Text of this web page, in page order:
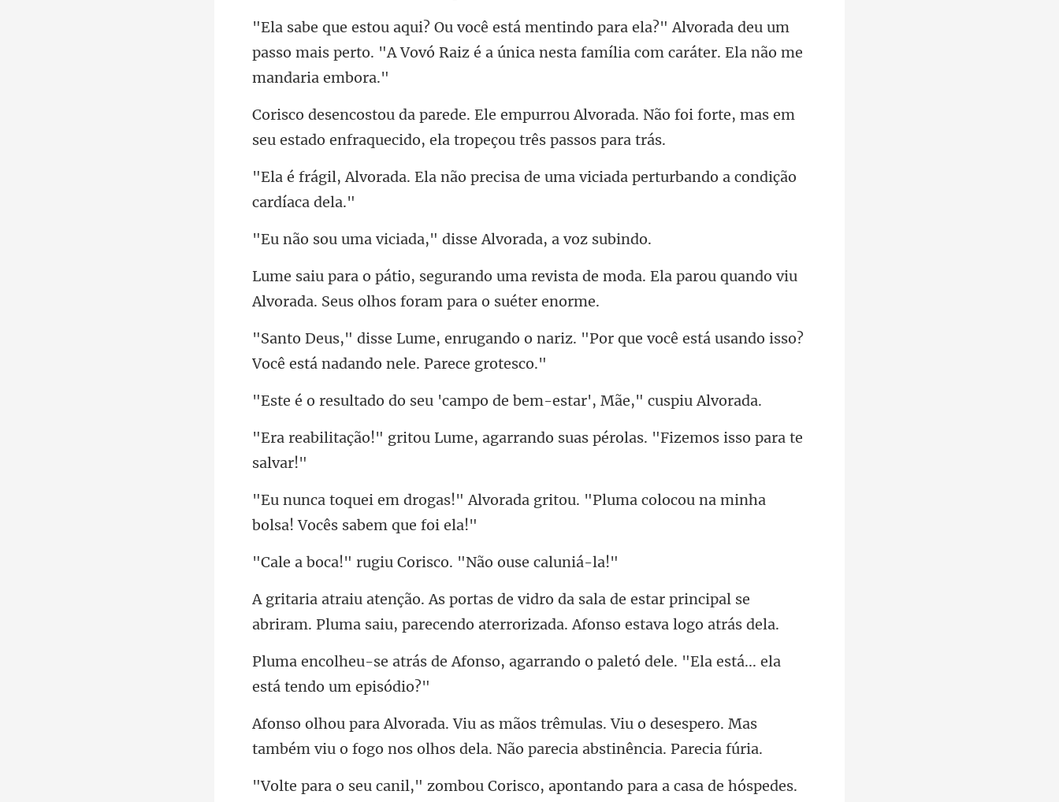
" Alvorada deu um
passo mais perto. "A Vovó Raiz é a únic
lvorada. Não foi forte, mas em
seu estado enf
o precisa de uma viciada pertur
ciada," disse Alvo
ista de moda. Ela parou quando viu
Alvora
ariz. "Por que você está usando isso?
V
seu 'campo de bem-estar
me, agarrando suas pérolas. "
ada gritou. "Pluma colocou na minh
giu Corisco. "Não
ala de estar principal se
abriram. Pluma saiu, par
, agarrando o paletó dele. "Ela e
. Viu o desespero. Mas
também viu o fogo nos olh
risco, apontando para a casa de hós